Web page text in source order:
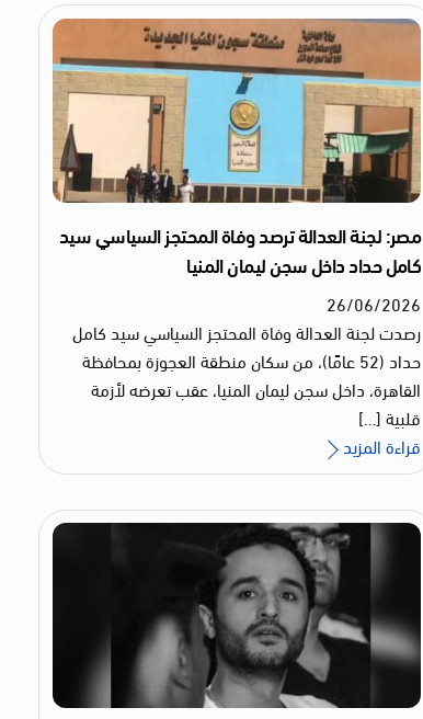
مصر: لجنة العدالة ترصد وفاة المحتجز السياسي سيد
كامل حداد داخل سجن ليمان المنيا
26/06/2026
رصدت لجنة العدالة وفاة المحتجز السياسي سيد كامل
حداد (52 عامًا)، من سكان منطقة العجوزة بمحافظة
القاهرة، داخل سجن ليمان المنيا، عقب تعرضه لأزمة
قلبية […]
قراءة المزيد